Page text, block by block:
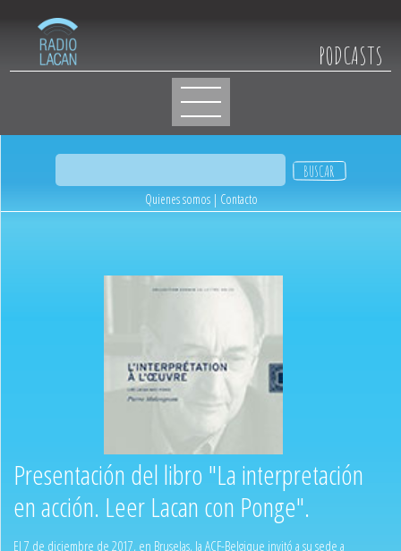
PODCASTS
Quienes somos| Contacto
Presentación del libro "La interpretación
en acción. Leer Lacan con Ponge".
El 7 de diciembre de 2017, en Bruselas, la ACF-Belgique invitó a su sede a